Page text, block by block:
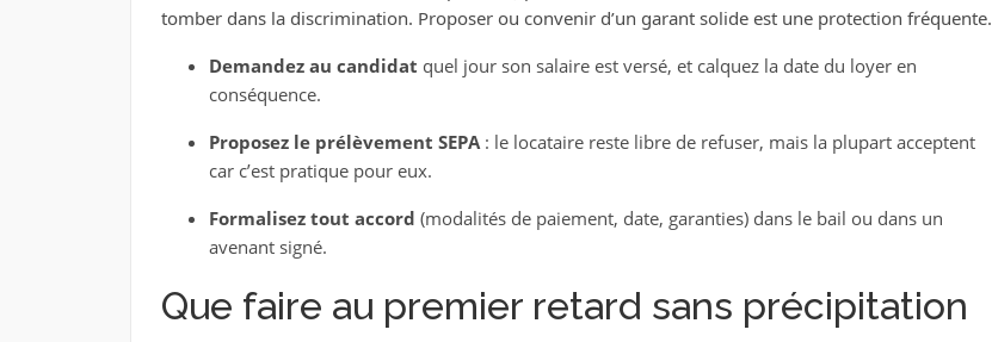
tomber dans la discrimination. Proposer ou convenir d’un garant solide est une protection fréquente.
Demandez au candidat quel jour son salaire est versé, et calquez la date du loyer en
conséquence.
Proposez le prélèvement SEPA: le locataire reste libre de refuser, mais la plupart acceptent
car c’est pratique pour eux.
Formalisez tout accord (modalités de paiement, date, garanties) dans le bail ou dans un
avenant signé.
Que faire au premier retard sans précipitation